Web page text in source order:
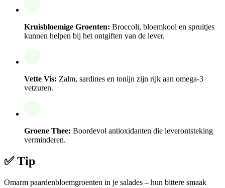
Kruisbloemige Groenten: Broccoli, bloemkool en spruitjes
kunnen helpen bij het ontgiften van de lever.
Vette Vis: Zalm, sardines en tonijn zijn rijk aan omega-3
vetzuren.
Groene Thee: Boordevol antioxidanten die leverontsteking
verminderen.
✅ Tip
Omarm paardenbloemgroenten in je salades – hun bittere smaak